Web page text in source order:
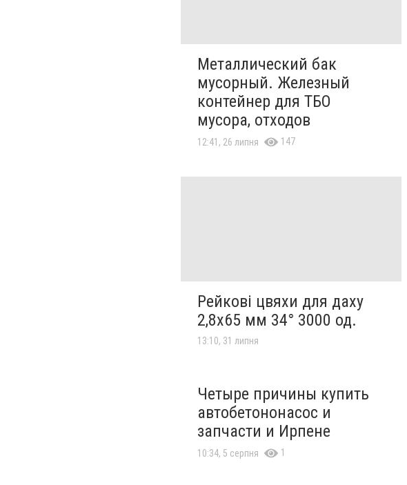
Металлический бак
мусорный. Железный
контейнер для ТБО
мусора, отходов
12:41, 26 липня 147
Рейкові цвяхи для даху
2,8х65 мм 34° 3000 од.
13:10, 31 липня
Четыре причины купить
автобетононасос и
запчасти и Ирпене
10:34, 5 серпня 1